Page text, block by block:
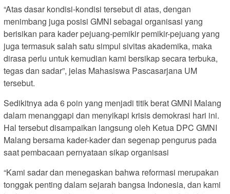
“Atas dasar kondisi-kondisi tersebut di atas, dengan
menimbang juga posisi GMNI sebagai organisasi yang
berisikan para kader pejuang-pemikir pemikir-pejuang yang
juga termasuk salah satu simpul sivitas akademika, maka
dirasa perlu untuk kemudian kami bersikap secara terbuka,
tegas dan sadar”, jelas Mahasiswa Pascasarjana UM
tersebut.
Sedikitnya ada 6 poin yang menjadi titik berat GMNI Malang
dalam menanggapi dan menyikapi krisis demokrasi hari ini.
Hal tersebut disampaikan langsung oleh Ketua DPC GMNI
Malang bersama kader-kader dan segenap pengurus pada
saat pembacaan pernyataan sikap organisasi
“Kami sadar dan menegaskan bahwa reformasi merupakan
tonggak penting dalam sejarah bangsa Indonesia, dan kami